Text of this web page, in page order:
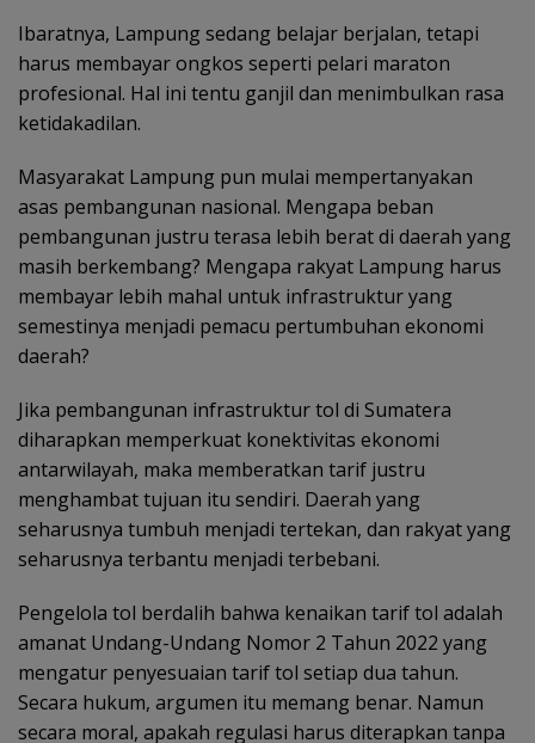
Ibaratnya, Lampung sedang belajar berjalan, tetapi
harus membayar ongkos seperti pelari maraton
profesional. Hal ini tentu ganjil dan menimbulkan rasa
ketidakadilan.
Masyarakat Lampung pun mulai mempertanyakan
asas pembangunan nasional. Mengapa beban
pembangunan justru terasa lebih berat di daerah yang
masih berkembang? Mengapa rakyat Lampung harus
membayar lebih mahal untuk infrastruktur yang
semestinya menjadi pemacu pertumbuhan ekonomi
daerah?
Jika pembangunan infrastruktur tol di Sumatera
diharapkan memperkuat konektivitas ekonomi
antarwilayah, maka memberatkan tarif justru
menghambat tujuan itu sendiri. Daerah yang
seharusnya tumbuh menjadi tertekan, dan rakyat yang
seharusnya terbantu menjadi terbebani.
Pengelola tol berdalih bahwa kenaikan tarif tol adalah
amanat Undang-Undang Nomor 2 Tahun 2022 yang
mengatur penyesuaian tarif tol setiap dua tahun.
Secara hukum, argumen itu memang benar. Namun
secara moral, apakah regulasi harus diterapkan tanpa